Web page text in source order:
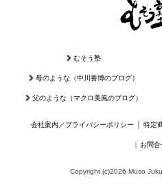
むそう塾
母のような（中川善博のブログ）
父のような（マクロ美風のブログ）
会社案内／プライバシーポリシー 特定
｜ お問合
Copyright (c)2026 Muso